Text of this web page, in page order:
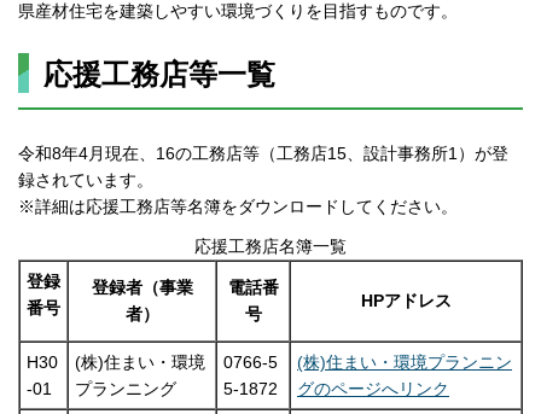
県産材住宅を建築しやすい環境づくりを目指すものです。
応援工務店等一覧
令和8年4月現在、16の工務店等（工務店15、設計事務所1）が登
録されています。
※詳細は応援工務店等名簿をダウンロードしてください。
応援工務店名簿一覧
登録
番号
登録者（事業
者）
電話番
号
HPアドレス
H30
-01
(株)住まい・環境
プランニング
0766-5
5-1872
(株)住まい・環境プランニン
グのページへリンク